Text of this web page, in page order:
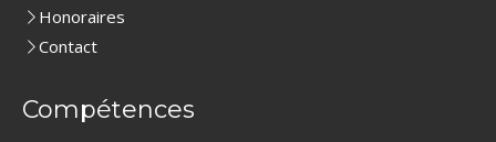
Honoraires
Contact
Compétences